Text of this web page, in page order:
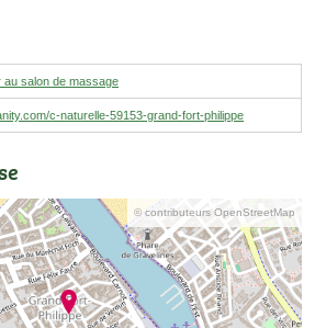
au salon de massage
c-naturelle-59153-grand-fort-philippe
© contributeurs OpenStreetMap